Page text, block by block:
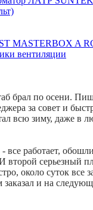
MASTERBOX A
вентиляции
брал по осени.
за совет и
всю зиму, даже в
все работает,
второй серьезный
около суток все
и на